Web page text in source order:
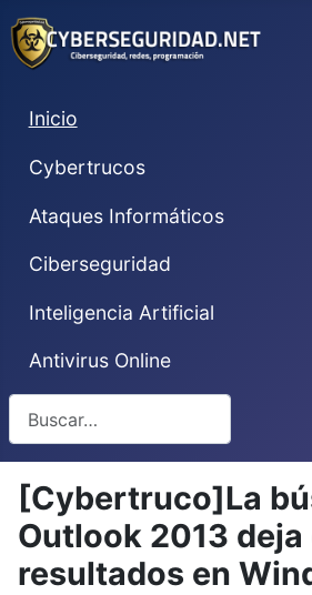
Inicio
Cybertrucos
Ataques Informáticos
Ciberseguridad
Inteligencia Artificial
Antivirus Online
[Cybertruco]La
Outlook 2013 deja
resultados en